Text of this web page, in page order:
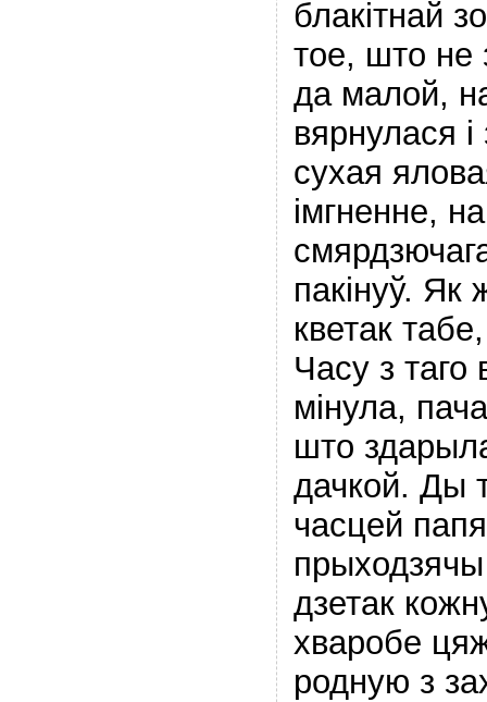
блакітнай
тое, што не
да малой,
вярнулася
сухая
імгненне,
пакінуў. Як
кветак
Часу з таго
мінула,
што
дачкой. Ды
часцей
дзетак
хваробе
родную з